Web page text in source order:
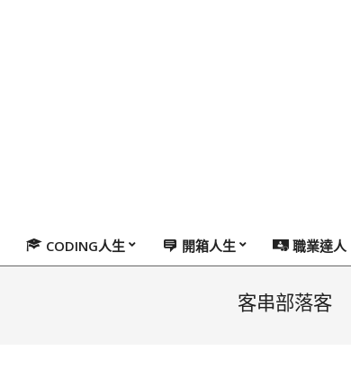
CODING人生 開箱人生 職業達人
客串部落客